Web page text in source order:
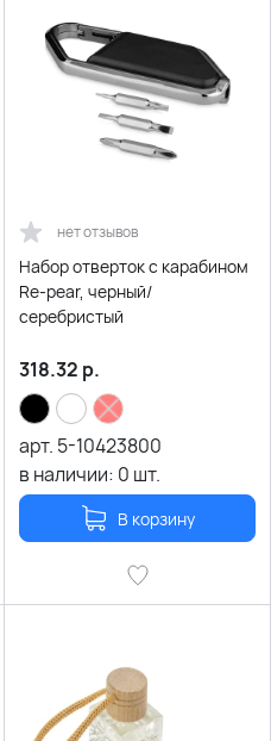
нет отзывов
Набор отверток с карабином
Re-pear, черный/
серебристый
318.32 р.
арт. 5-10423800
в наличии: 0 шт.
В корзину